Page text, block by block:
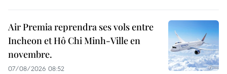
Air Premia reprendra ses vols entre
Incheon et Hô Chi Minh-Ville en
novembre.
07/08/2026 08:52